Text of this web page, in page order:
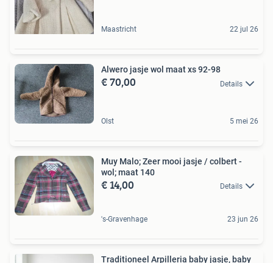
Maastricht 22 jul 26
Alwero jasje wol maat xs 92-98
€ 70,00 Details
Olst 5 mei 26
Muy Malo; Zeer mooi jasje / colbert -
wol; maat 140
€ 14,00 Details
's-Gravenhage 23 jun 26
Traditioneel Arpilleria baby jasje, baby